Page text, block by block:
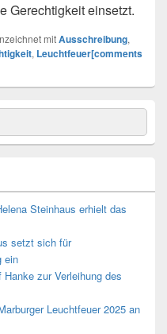
Gerechtigkeit einsetzt.
mitAusschreibung,
, Leuchtfeuer[comments
Steinhaus erhielt das
setzt sich für
ein
zur Verleihung des
Leuchtfeuer 2025 an